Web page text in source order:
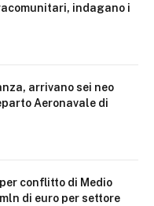
indagano i
arrivano sei neo
Aeronavale di
conflitto di Medio
di euro per settore